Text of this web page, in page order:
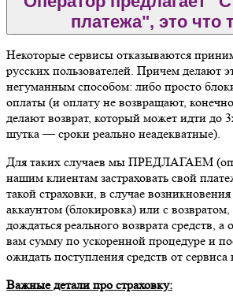
платежа", это что
Некоторые сервисы отказываются
русских пользователей. Причем делают
негуманным способом: либо просто
оплаты (и оплату не возвращают,
делают возврат, который может идти до
шутка — сроки реально неадекватные).
Для таких случаев мы ПРЕДЛАГАЕМ
нашим клиентам застраховать свой
такой страховки, в случае
аккаунтом (блокировка) или с
дождаться реального возврата средств,
вам сумму по ускоренной процедуре и
ожидать поступления средств от сервиса
Важные детали про страховку: